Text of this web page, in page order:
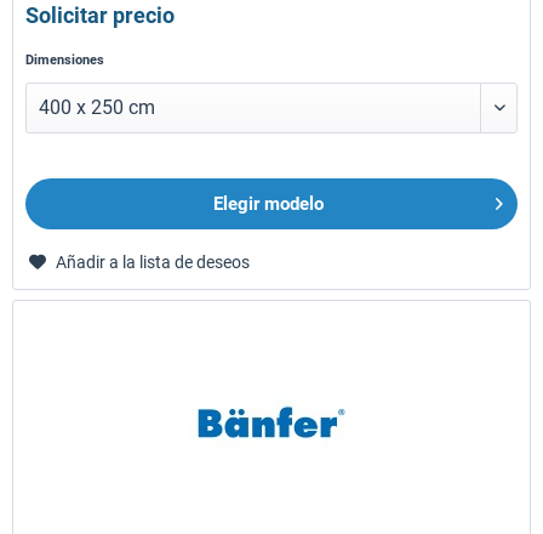
Solicitar precio
Dimensiones
Elegir modelo
Añadir a la lista de deseos